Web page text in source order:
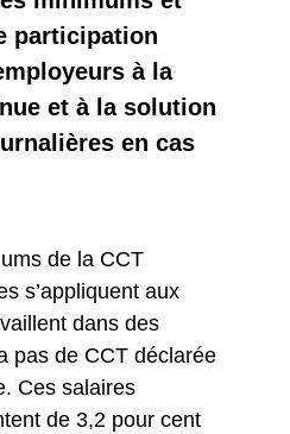
participation
à la
et à la solution
en cas
de la CCT
s’appliquent aux
dans des
pas de CCT déclarée
Ces salaires
de 3,2 pour cent